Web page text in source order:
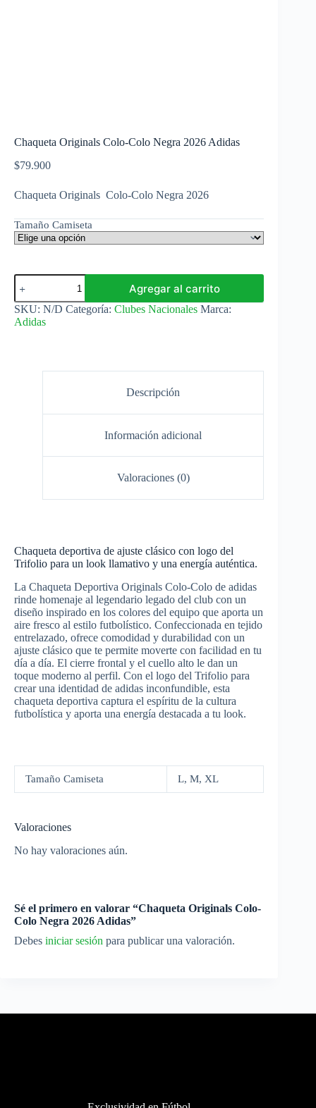
Chaqueta Originals Colo-Colo Negra 2026 Adidas
$79.900
Chaqueta Originals Colo-Colo Negra 2026
Tamaño Camiseta
Chaqueta
Originals
Colo-
Colo
Negra
Agregar al carrito
SKU: N/D Categoría: Clubes Nacionales Marca:
Adidas
Descripción
Información adicional
Valoraciones (0)
Chaqueta deportiva de ajuste clásico con logo del
Trifolio para un look llamativo y una energía auténtica.
La Chaqueta Deportiva Originals Colo-Colo de adidas
rinde homenaje al legendario legado del club con un
diseño inspirado en los colores del equipo que aporta un
aire fresco al estilo futbolístico. Confeccionada en tejido
entrelazado, ofrece comodidad y durabilidad con un
ajuste clásico que te permite moverte con facilidad en tu
día a día. El cierre frontal y el cuello alto le dan un
toque moderno al perfil. Con el logo del Trifolio para
crear una identidad de adidas inconfundible, esta
chaqueta deportiva captura el espíritu de la cultura
futbolística y aporta una energía destacada a tu look.
Tamaño Camiseta L, M, XL
Valoraciones
No hay valoraciones aún.
Sé el primero en valorar “Chaqueta Originals Colo-
Colo Negra 2026 Adidas”
Debes iniciar sesión para publicar una valoración.